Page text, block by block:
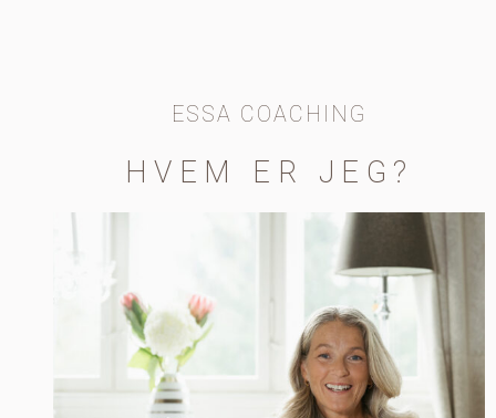
ESSA COACHING
HVEM ER JEG?